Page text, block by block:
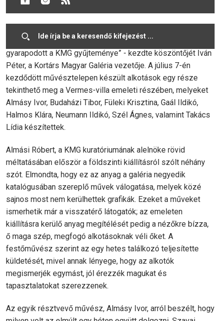
sikeres művésztelep, az adományozott alkotásokkal pedig
gyarapodott a KMG gyűjteménye” - kezdte köszöntőjét Iván
Péter, a Kortárs Magyar Galéria vezetője. A július 7-én
kezdődött művésztelepen készült alkotások egy része
tekinthető meg a Vermes-villa emeleti részében, melyeket
Almásy Ivor, Budaházi Tibor, Füleki Krisztina, Gaál Ildikó,
Halmos Klára, Neumann Ildikó, Szél Ágnes, valamint Takács
Lídia készítettek.
Almási Róbert, a KMG kuratóriumának alelnöke rövid
méltatásában először a földszinti kiállításról szólt néhány
szót. Elmondta, hogy ez az anyag a galéria negyedik
katalógusában szereplő művek válogatása, melyek közé
sajnos most nem kerülhettek grafikák. Ezeket a műveket
ismerhetik már a visszatérő látogatók; az emeleten
kiállításra kerülő anyag megítélését pedig a nézőkre bízza,
ő maga szép, megfogó alkotásoknak véli őket. A
festőművész szerint az egy hetes találkozó teljesítette
küldetését, mivel annak lényege, hogy az alkotók
megismerjék egymást, jól érezzék magukat és
tapasztalatokat szerezzenek.
Az egyik résztvevő művész, Almásy Ivor, arról beszélt, hogy